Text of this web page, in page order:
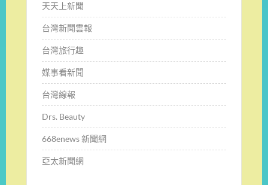
天天上新聞
台灣新聞雲報
台灣旅行趣
媒事看新聞
台灣線報
Drs. Beauty
668enews 新聞網
亞太新聞網